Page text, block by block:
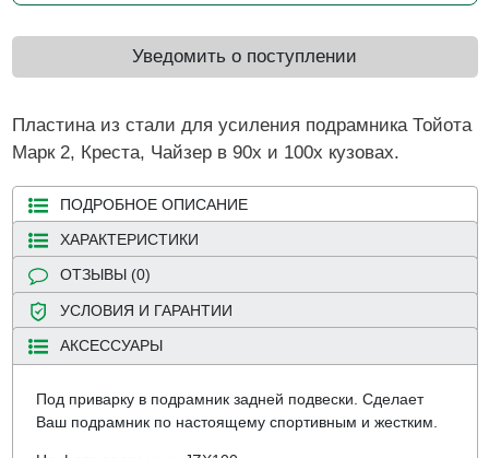
Уведомить о поступлении
Пластина из стали для усиления подрамника Тойота
Марк 2, Креста, Чайзер в 90х и 100х кузовах.
ПОДРОБНОЕ ОПИСАНИЕ
ХАРАКТЕРИСТИКИ
ОТЗЫВЫ (0)
УСЛОВИЯ И ГАРАНТИИ
АКСЕССУАРЫ
Под приварку в подрамник задней подвески. Сделает
Ваш подрамник по настоящему спортивным и жестким.